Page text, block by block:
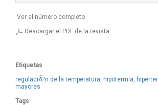
Ver el número completo
Descargar el PDF de la revista
Etiquetas
regulaciÃ³n de la temperatura, hipotermia,
mayores
Tags